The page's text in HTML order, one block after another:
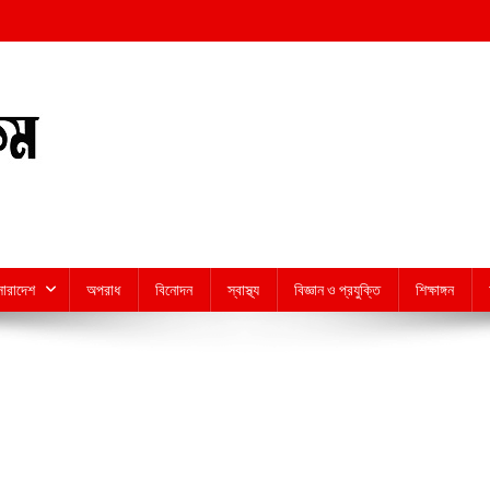
অপরাধ বিনোদন স্বাস্থ্য বিজ্ঞান ও প্রযুক্তি শিক্ষাঙ্গন